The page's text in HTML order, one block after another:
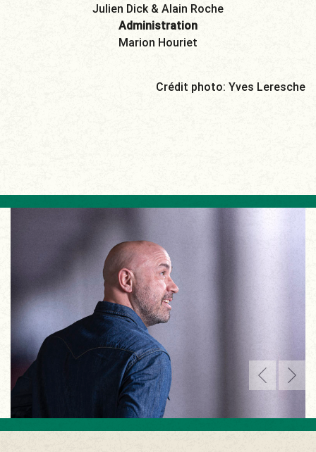
Julien Dick & Alain Roche
Administration
Marion Houriet
Crédit photo: Yves Leresche